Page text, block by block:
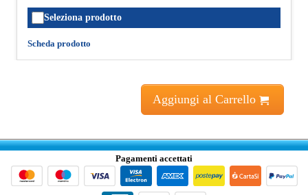
Seleziona prodotto
Scheda prodotto
Aggiungi al Carrello
Pagamenti accettati